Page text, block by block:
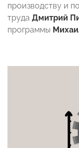
производству и
труда Дмитрий
программы